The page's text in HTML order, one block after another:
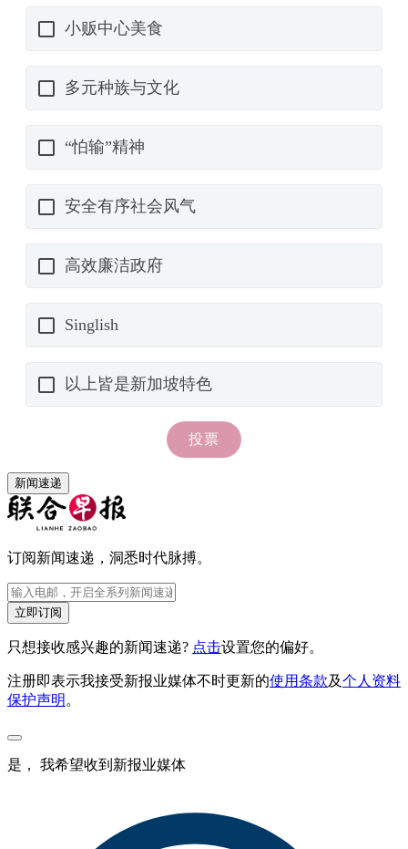
新闻速递
订阅新闻速递，洞悉时代脉搏。
立即订阅
只想接收感兴趣的新闻速递? 点击设置您的偏好。
注册即表示我接受新报业媒体不时更新的使用条款及个人资料
保护声明 。
是， 我希望收到新报业媒体